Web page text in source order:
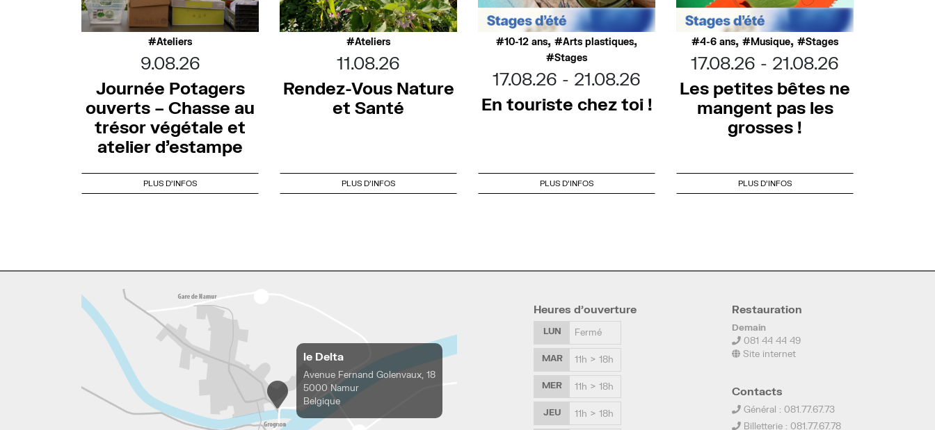
Ateliers
9.08.26
Journée Potagers
ouverts – Chasse au
trésor végétale et
atelier d’estampe
PLUS D'INFOS
Ateliers
11.08.26
Rendez-Vous Nature
et Santé
PLUS D'INFOS
10-12 ans, Arts plastiques,
Stages
17.08.26
21.08.26
En touriste chez toi !
PLUS D'INFOS
4-6 ans, Musique, Stages
17.08.26
21.08.26
Les petites bêtes ne
mangent pas les
grosses !
PLUS D'INFOS
le Delta
Avenue Fernand Golenvaux, 18
5000 Namur
Belgique
Heures d’ouverture
LUN Fermé
MAR 11h > 18h
MER 11h > 18h
JEU 11h > 18h
Restauration
Demain
081 44 44 49
Site internet
Contacts
Général : 081.77.67.73
Billetterie : 081.77.67.78